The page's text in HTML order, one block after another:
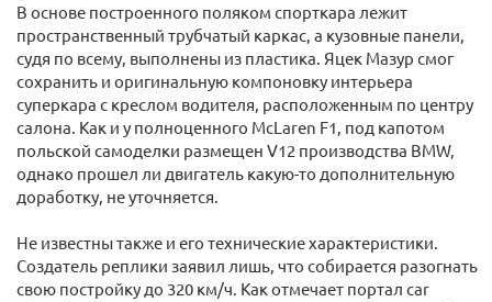
В основе построенного поляком спорткара лежит
пространственный трубчатый каркас, а кузовные панели,
судя по всему, выполнены из пластика. Яцек Мазур смог
сохранить и оригинальную компоновку интерьера
суперкара с креслом водителя, расположенным по центру
салона. Как и у полноценного McLaren F1, под капотом
польской самоделки размещен V12 производства BMW,
однако прошел ли двигатель какую-то дополнительную
доработку, не уточняется.
Не известны также и его технические характеристики.
Создатель реплики заявил лишь, что собирается разогнать
свою постройку до 320 км/ч. Как отмечает портал car